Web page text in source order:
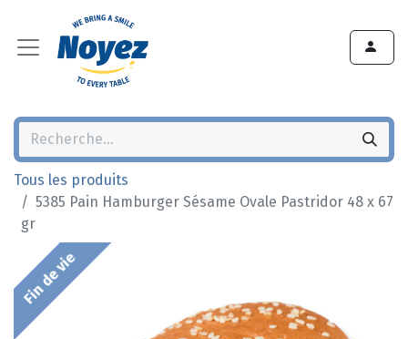
Tous les produits
5385 Pain Hamburger Sésame Ovale Pastridor 48 x 67
gr
Fin de vie